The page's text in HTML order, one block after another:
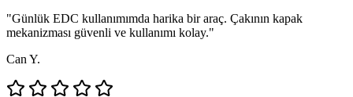
"Günlük EDC kullanımımda harika bir araç. Çakının kapak
mekanizması güvenli ve kullanımı kolay."
Can Y.